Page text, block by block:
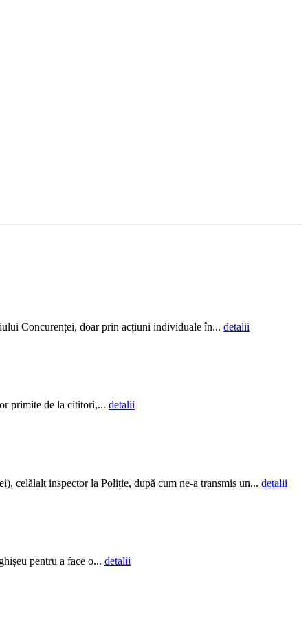
Concurenței, doar prin acțiuni individuale în... detalii
primite de la cititori,... detalii
celălalt inspector la Poliție, după cum ne-a transmis un... detalii
pentru a face o... detalii